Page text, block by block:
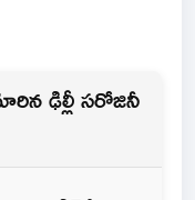
ఢిల్లీ సరోజినీ